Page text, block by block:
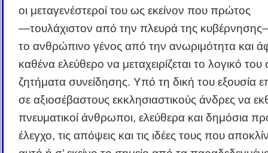
οι μεταγενέστεροί του ως εκείνον που πρώτος
―τουλάχιστον από την πλευρά της
το ανθρώπινο γένος από την ανωριμότητα και
καθένα ελεύθερο να μεταχειρίζεται το λογικό του
ζητήματα συνείδησης. Υπό τη δική του εξουσία
σε αξιοσέβαστους εκκλησιαστικούς άνδρες να
πνευματικοί άνθρωποι, ελεύθερα και δημόσια
έλεγχο, τις απόψεις και τις ιδέες τους που